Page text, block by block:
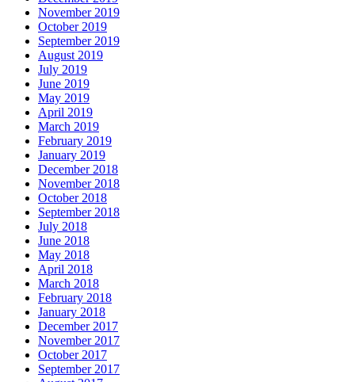
November 2019
October 2019
September 2019
August 2019
July 2019
June 2019
May 2019
April 2019
March 2019
February 2019
January 2019
December 2018
November 2018
October 2018
September 2018
July 2018
June 2018
May 2018
April 2018
March 2018
February 2018
January 2018
December 2017
November 2017
October 2017
September 2017